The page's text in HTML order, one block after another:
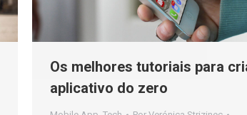
Os melhores tutoriais para
aplicativo do zero